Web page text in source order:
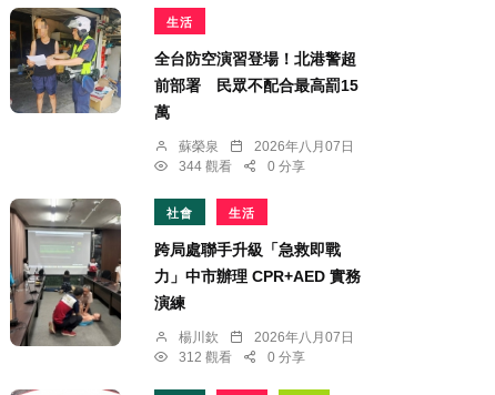
生活
全台防空演習登場！北港警超
前部署 民眾不配合最高罰15
萬
蘇榮泉
2026年八月07日
344 觀看
0 分享
社會 生活
跨局處聯手升級「急救即戰
力」中市辦理 CPR+AED 實務
演練
楊川欽
2026年八月07日
312 觀看
0 分享